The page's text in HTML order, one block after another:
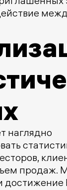
наглядно
продаж.